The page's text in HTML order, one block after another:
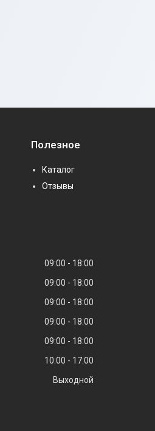
Полезное
Каталог
Отзывы
09:00
18:00
09:00
18:00
09:00
18:00
09:00
18:00
09:00
18:00
10:00
17:00
Выходной